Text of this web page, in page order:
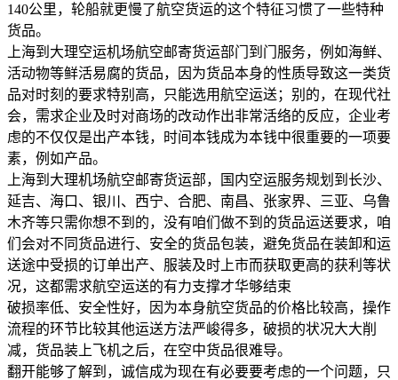
140公里，轮船就更慢了航空货运的这个特征习惯了一些特种
货品。
上海到大理空运机场航空邮寄货运部门到门服务，例如海鲜、
活动物等鲜活易腐的货品，因为货品本身的性质导致这一类货
品对时刻的要求特别高，只能选用航空运送；别的，在现代社
会，需求企业及时对商场的改动作出非常活络的反应，企业考
虑的不仅仅是出产本钱，时间本钱成为本钱中很重要的一项要
素，例如产品。
上海到大理机场航空邮寄货运部，国内空运服务规划到长沙、
延吉、海口、银川、西宁、合肥、南昌、张家界、三亚、乌鲁
木齐等只需你想不到的，没有咱们做不到的货品运送要求，咱
们会对不同货品进行、安全的货品包装，避免货品在装卸和运
送途中受损的订单出产、服装及时上市而获取更高的获利等状
况，这都需求航空运送的有力支撑才华够结束
破损率低、安全性好，因为本身航空货品的价格比较高，操作
流程的环节比较其他运送方法严峻得多，破损的状况大大削
减，货品装上飞机之后，在空中货品很难导。
翻开能够了解到，诚信成为现在有必要要考虑的一个问题，只